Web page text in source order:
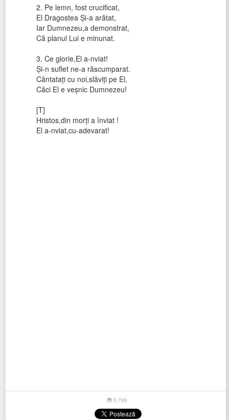
2. Pe lemn, fost crucificat,
El Dragostea Și-a arătat,
Iar Dumnezeu,a demonstrat,
Că planul Lui e minunat.
3. Ce glorie,El a-nviat!
Și-n suflet ne-a răscumparat.
Cântatați cu noi,slăviți pe El,
Căci El e veșnic Dumnezeu!
[T]
Hristos,din morți a înviat !
El a-nviat,cu-adevarat!
5.796